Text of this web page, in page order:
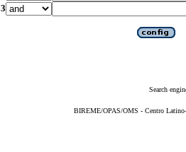
3
Search
BIREME/OPAS/OMS - Centro Latino-